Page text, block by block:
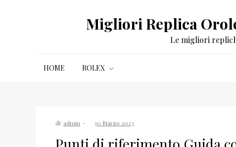
Migliori Replica
Le migliori
HOME ROLEX
di: admin